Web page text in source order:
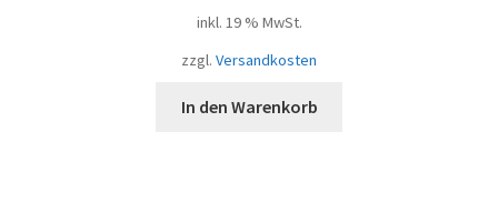
inkl. 19 % MwSt.
zzgl. Versandkosten
In den Warenkorb